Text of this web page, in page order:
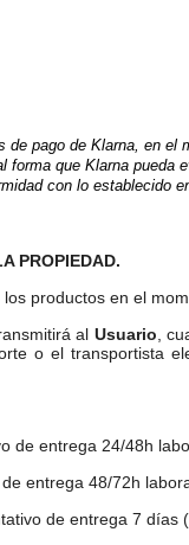
de pago de Klarna, en
que Klarna pueda
con lo establecido
PROPIEDAD.
productos en el
al Usuario ,
o el transportista
de entrega 24/48h
entrega 48/72h
de entrega 7